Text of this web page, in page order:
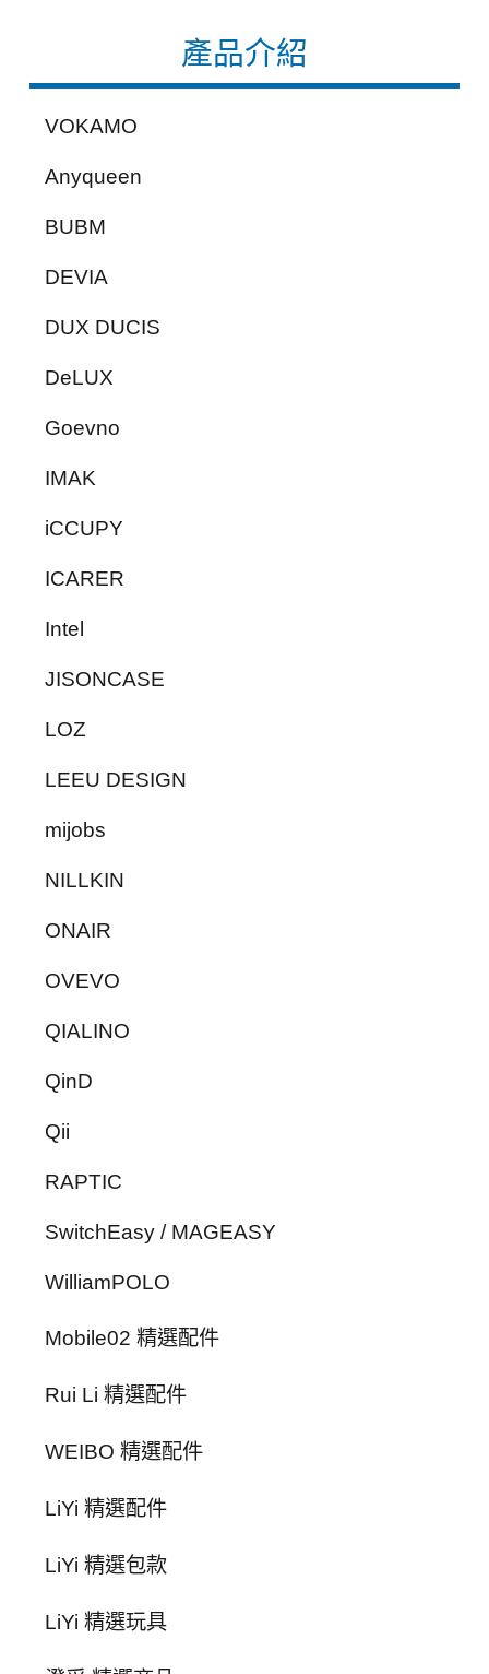
產品介紹
VOKAMO
Anyqueen
BUBM
DEVIA
DUX DUCIS
DeLUX
Goevno
IMAK
iCCUPY
ICARER
Intel
JISONCASE
LOZ
LEEU DESIGN
mijobs
NILLKIN
ONAIR
OVEVO
QIALINO
QinD
Qii
RAPTIC
SwitchEasy / MAGEASY
WilliamPOLO
Mobile02 精選配件
Rui Li 精選配件
WEIBO 精選配件
LiYi 精選配件
LiYi 精選包款
LiYi 精選玩具